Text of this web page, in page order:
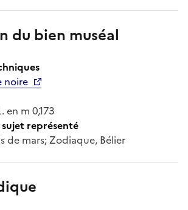
du bien muséal
noire
en m 0,173
sujet représenté
de mars; Zodiaque, Bélier